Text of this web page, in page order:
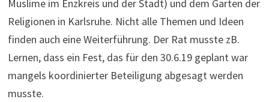
Muslime im Enzkreis und der Stadt) und dem Garten der
Religionen in Karlsruhe. Nicht alle Themen und Ideen
finden auch eine Weiterführung. Der Rat musste zB.
Lernen, dass ein Fest, das für den 30.6.19 geplant war
mangels koordinierter Beteiligung abgesagt werden
musste.